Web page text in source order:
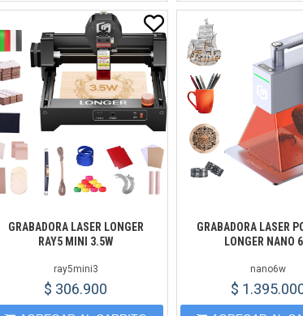
GRABADORA LASER LONGER
RAY5 MINI 3.5W
ray5mini3
$ 306.900
GRABADORA LASER
LONGER NANO
nano6w
$